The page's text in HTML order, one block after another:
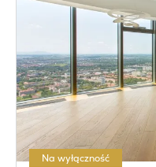
Na wyłączność